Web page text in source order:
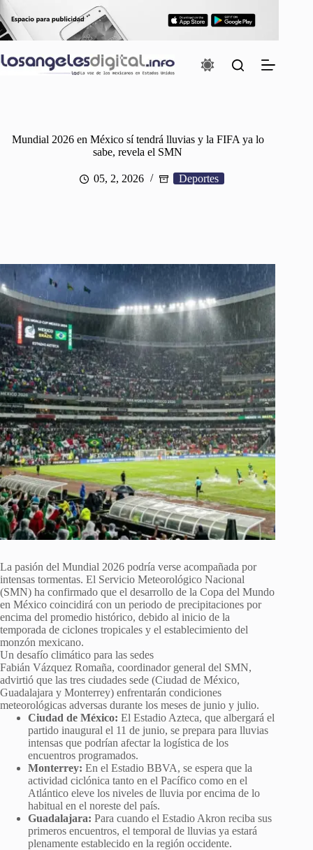
al
contenido
Mundial 2026 en México sí tendrá lluvias y la FIFA ya lo
sabe, revela el SMN
05, 2, 2026 Deportes
La pasión del Mundial 2026 podría verse acompañada por
intensas tormentas. El Servicio Meteorológico Nacional
(SMN) ha confirmado que el desarrollo de la Copa del Mundo
en México coincidirá con un periodo de precipitaciones por
encima del promedio histórico, debido al inicio de la
temporada de ciclones tropicales y el establecimiento del
monzón mexicano.
Un desafío climático para las sedes
Fabián Vázquez Romaña, coordinador general del SMN,
advirtió que las tres ciudades sede (Ciudad de México,
Guadalajara y Monterrey) enfrentarán condiciones
meteorológicas adversas durante los meses de junio y julio.
Ciudad de México: El Estadio Azteca, que albergará el
partido inaugural el 11 de junio, se prepara para lluvias
intensas que podrían afectar la logística de los
encuentros programados.
Monterrey: En el Estadio BBVA, se espera que la
actividad ciclónica tanto en el Pacífico como en el
Atlántico eleve los niveles de lluvia por encima de lo
habitual en el noreste del país.
Guadalajara: Para cuando el Estadio Akron reciba sus
primeros encuentros, el temporal de lluvias ya estará
plenamente establecido en la región occidente.